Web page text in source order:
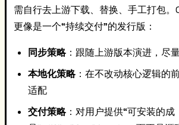
需自行去上游下载、替换、手工打包
更像是一个“持续交付”的发行版：
同步策略：跟随上游版本演进，尽
本地化策略：在不改动核心逻辑的
适配
交付策略：对用户提供“可安装的成